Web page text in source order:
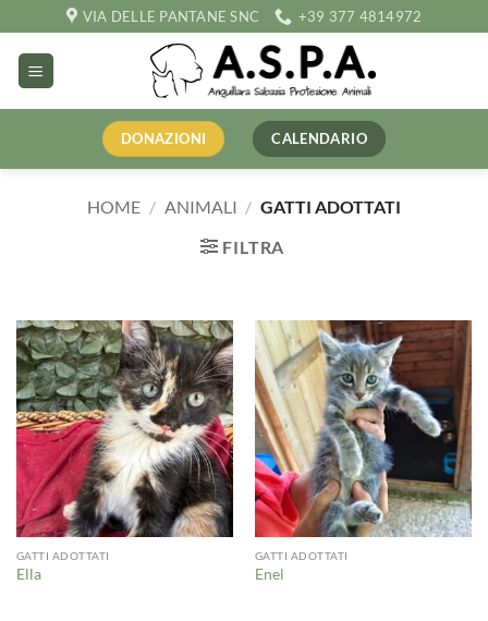
ai
contenuti
VIA DELLE PANTANE SNC +39 377 4814972
DONAZIONI CALENDARIO
HOME / ANIMALI / GATTI ADOTTATI
FILTRA
GATTI ADOTTATI
Ella
GATTI ADOTTATI
Enel